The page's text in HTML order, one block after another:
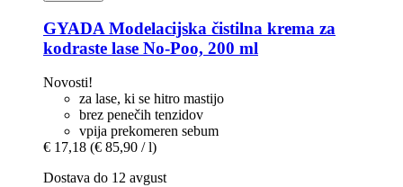
GYADA Modelacijska čistilna krema za
kodraste lase No-​Poo, 200 ml
Novosti!
za lase, ki se hitro mastijo
brez penečih tenzidov
vpija prekomeren sebum
€ 17,18 (€ 85,90 / l)
Dostava do 12 avgust